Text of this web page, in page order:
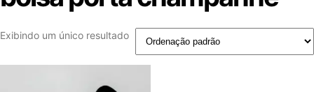
Exibindo um único resultado